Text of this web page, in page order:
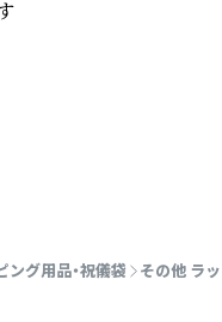
ング用品・祝儀袋 その他 ラ